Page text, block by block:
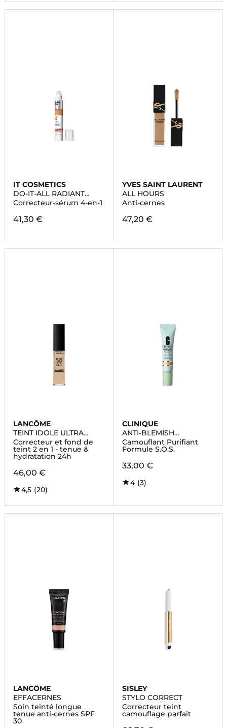
IT COSMETICS
DO-IT-ALL RADIANT
CONCEALER
Correcteur-sérum 4-en-1
41,30 €
YVES SAINT LAURENT
ALL HOURS
Anti-cernes
47,20 €
LANCÔME
TEINT IDOLE ULTRA
WEAR
Correcteur et fond de
teint 2 en 1 - tenue &
hydratation 24h
46,00 €
4,5 (20)
CLINIQUE
ANTI-BLEMISH
SOLUTIONS™
Camouflant Purifiant
Formule S.O.S.
33,00 €
4 (3)
LANCÔME
EFFACERNES
Soin teinté longue
tenue anti-cernes SPF
30
SISLEY
STYLO CORRECT
Correcteur teint
camouflage parfait